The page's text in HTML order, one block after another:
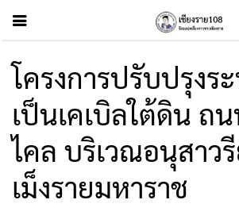
โครงการปรับปรุงร
เป็นเคเบิลใต้ดิน ถ
ไคล บริเวณอนุสาว
เม็งรายมหาราช